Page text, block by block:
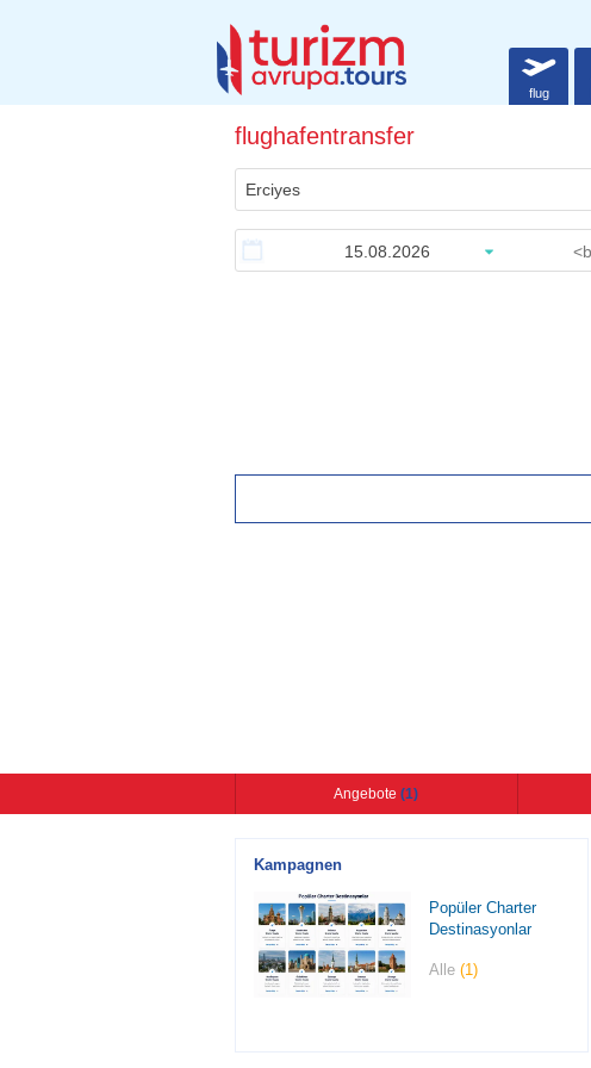
flug
flughafentransfer
Angebote(1)
Kampagnen
Popüler Charter
Destinasyonlar
Alle(1)